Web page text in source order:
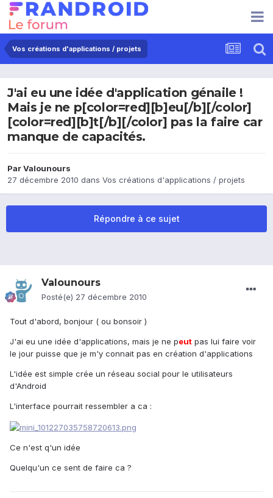
Vos créations d'applications / projets
J'ai eu une idée d'application génaile !
Mais je ne p[color=red][b]eu[/b][/color]
[color=red][b]t[/b][/color] pas la faire car
manque de capacités.
ParValounours
27 décembre 2010 dans Vos créations d'applications / projets
Répondre à ce sujet
Valounours
Posté(e) 27 décembre 2010
Tout d'abord, bonjour ( ou bonsoir )
J'ai eu une idée d'applications, mais je ne peut pas lui faire voir
le jour puisse que je m'y connait pas en création d'applications
L'idée est simple crée un réseau social pour le utilisateurs
d'Android
L'interface pourrait ressembler a ca :
Ce n'est q'un idée
Quelqu'un ce sent de faire ca ?